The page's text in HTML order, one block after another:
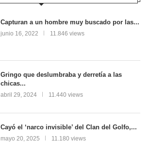
Capturan a un hombre muy buscado por las...
junio 16, 2022 11.846 views
Gringo que deslumbraba y derretía a las
chicas...
abril 29, 2024 11.440 views
Cayó el ‘narco invisible’ del Clan del Golfo,...
mayo 20, 2025 11.180 views